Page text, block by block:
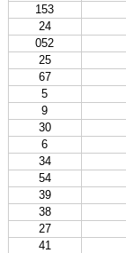
153
24
052
25
67
5
9
30
6
34
54
39
38
27
41